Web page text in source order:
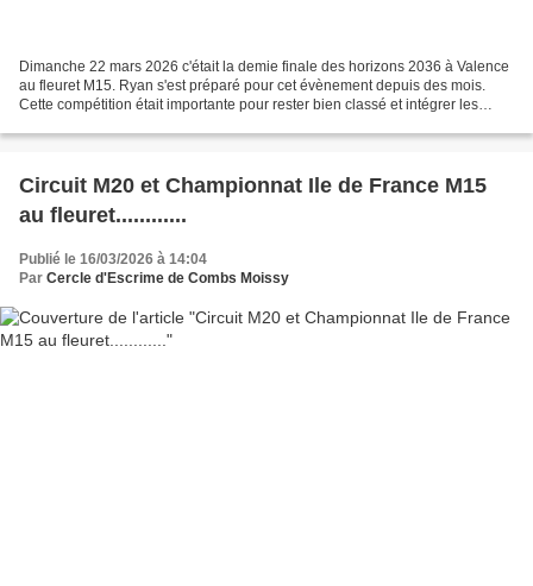
Dimanche 22 mars 2026 c'était la demie finale des horizons 2036 à Valence
au fleuret M15. Ryan s'est préparé pour cet évènement depuis des mois.
Cette compétition était importante pour rester bien classé et intégrer les
Circuit M20 et Championnat Ile de France M15
au fleuret............
Publié le 16/03/2026 à 14:04
Par Cercle d'Escrime de Combs Moissy